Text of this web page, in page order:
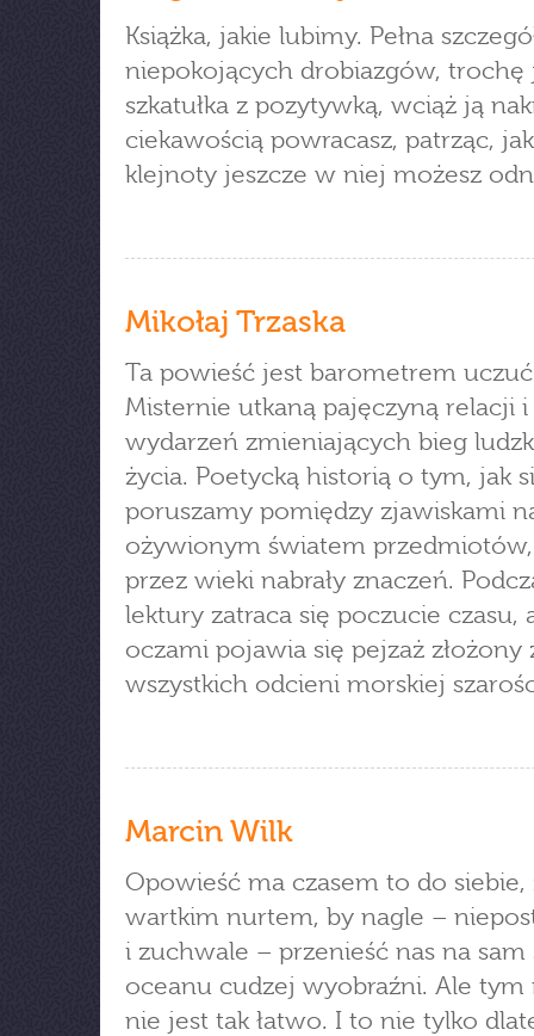
Książka, jakie lubimy. Pełna
niepokojących drobiazgów, trochę
szkatułka z pozytywką, wciąż ją
ciekawością powracasz, patrząc,
klejnoty jeszcze w niej możesz
Mikołaj Trzaska
Ta powieść jest barometrem
Misternie utkaną pajęczyną relacji i
wydarzeń zmieniających bieg
życia. Poetycką historią o tym, jak
poruszamy pomiędzy zjawiskami
ożywionym światem
przez wieki nabrały znaczeń.
lektury zatraca się poczucie czasu,
oczami pojawia się pejzaż złożony
wszystkich odcieni morskiej
Marcin Wilk
Opowieść ma czasem to do siebie,
wartkim nurtem, by nagle –
i zuchwale – przenieść nas na sam
oceanu cudzej wyobraźni. Ale tym
nie jest tak łatwo. I to nie tylko